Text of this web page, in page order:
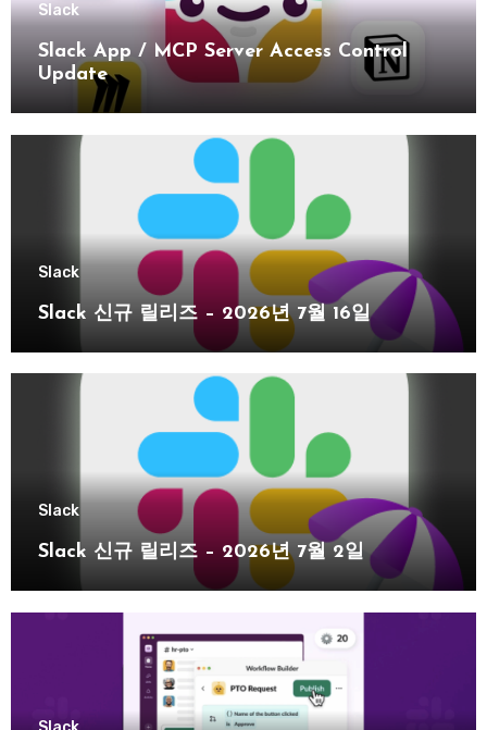
Slack
Slack App / MCP Server Access Control
Update
Slack
Slack 신규 릴리즈 – 2026년 7월 16일
Slack
Slack 신규 릴리즈 – 2026년 7월 2일